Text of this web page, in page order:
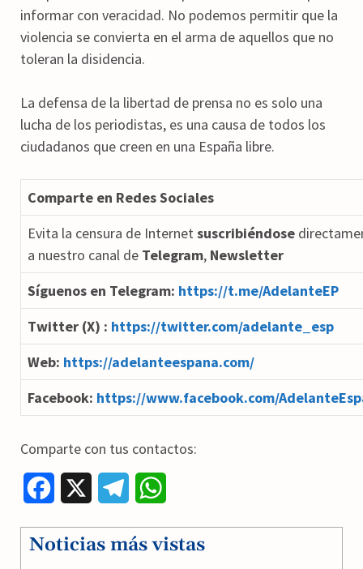
informar con veracidad. No podemos permitir que la
violencia se convierta en el arma de aquellos que no
toleran la disidencia.
La defensa de la libertad de prensa no es solo una
lucha de los periodistas, es una causa de todos los
ciudadanos que creen en una España libre.
Comparte en Redes Sociales
Evita la censura de Internet suscribiéndose
a nuestro canal de Telegram, Newsletter
Síguenos en Telegram: https://t.me/AdelanteEP
Twitter (X) : https://twitter.com/adelante_esp
Web: https://adelanteespana.com/
Facebook: https://www.facebook.com/
Comparte con tus contactos:
c
l
a
Noticias más vistas